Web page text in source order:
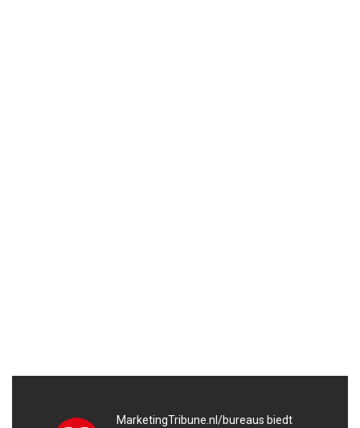
MarketingTribune.nl/bureaus biedt